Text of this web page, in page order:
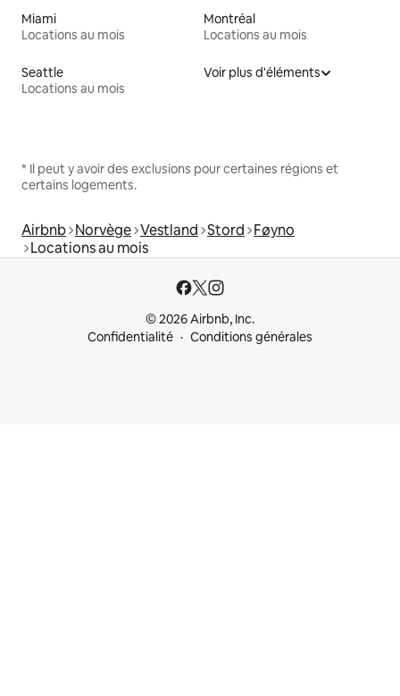
Miami
Locations au mois
Montréal
Locations au mois
Seattle
Locations au mois
Voir plus d'éléments
* Il peut y avoir des exclusions pour certaines régions et
certains logements.
Airbnb Norvège Vestland Stord Føyno
Locations au mois
© 2026 Airbnb, Inc.
Confidentialité
Conditions générales